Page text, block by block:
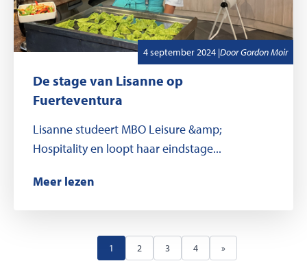
4 september 2024 |,Geschreven door
DoorGordon Moir
De stage van Lisanne op
Fuerteventura
Lisanne studeert MBO Leisure &amp;
Hospitality en loopt haar eindstage...
Meer lezen
1 2 3 4 »